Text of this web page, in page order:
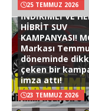
25 TEMMUZ 2026
İNDİRİMLİ VE
HİBRİT SUV
KAMPANYASI!
Markası
döneminde
çeken bir
imza attı!
23 TEMMUZ 2026